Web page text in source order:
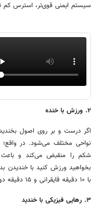
سیستم ایمنی قوی‌تر، استرس کم
۲. ورزش با خنده
اگر درست و بر روی اصول
نواحی مختلف می‌شود. در واقع؛
شکم را منقبض می‌کند و
بخواهید ورزش کنید با خندیدن
با ۱۰ دقیقه قایقرانی و ۱۵ دقیقه دوچرخه سواری کردن)
۳. رهایی فیزیکی با خندید